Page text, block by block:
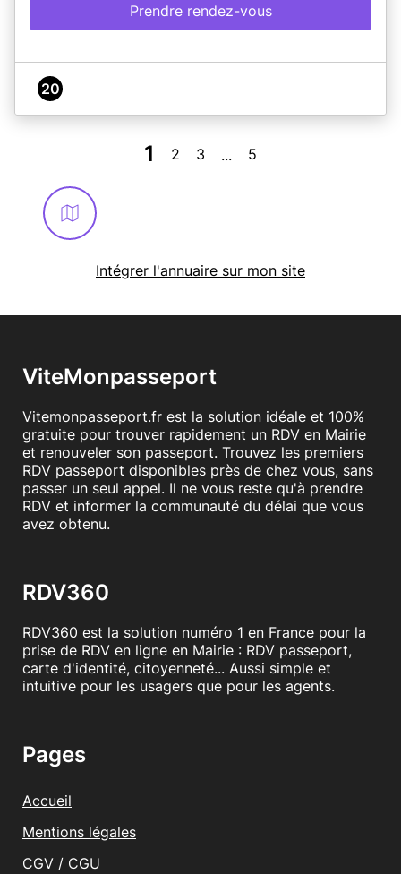
Prendre rendez-vous
20
1 2 3 ... 5
Intégrer l'annuaire sur mon site
ViteMonpasseport
Vitemonpasseport.fr est la solution idéale et 100%
gratuite pour trouver rapidement un RDV en Mairie
et renouveler son passeport. Trouvez les premiers
RDV passeport disponibles près de chez vous, sans
passer un seul appel. Il ne vous reste qu'à prendre
RDV et informer la communauté du délai que vous
avez obtenu.
RDV360
RDV360 est la solution numéro 1 en France pour la
prise de RDV en ligne en Mairie : RDV passeport,
carte d'identité, citoyenneté... Aussi simple et
intuitive pour les usagers que pour les agents.
Pages
Accueil
Mentions légales
CGV / CGU